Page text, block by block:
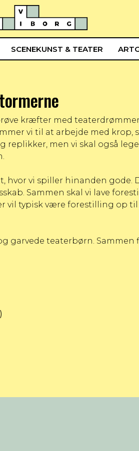
SCENEKUNST & TEATER
kræfter med
vi til at arbejde med krop,
replikker, men vi skal også
hvor vi spiller hinanden gode.
Sammen skal vi lave
vil typisk være forestilling op
garvede teaterbørn. Sammen